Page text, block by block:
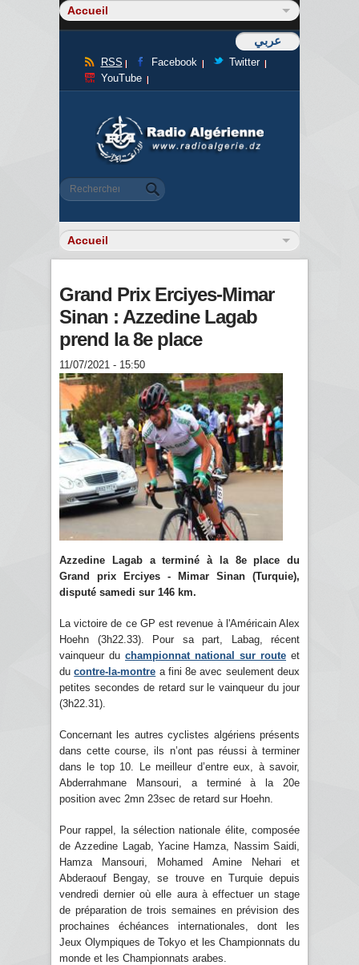
عربي
RSS Facebook
Twitter
YouTube
Formulaire de recherche
Rechercher
Grand Prix Erciyes-Mimar
Sinan : Azzedine Lagab
prend la 8e place
11/07/2021 - 15:50
Azzedine Lagab a terminé à la 8e place du
Grand prix Erciyes - Mimar Sinan (Turquie),
disputé samedi sur 146 km.
La victoire de ce GP est revenue à l'Américain Alex
Hoehn (3h22.33). Pour sa part, Labag, récent
vainqueur du championnat national sur route et
ducontre-la-montre a fini 8e avec seulement deux
petites secondes de retard sur le vainqueur du jour
(3h22.31).
Concernant les autres cyclistes algériens présents
dans cette course, ils n’ont pas réussi à terminer
dans le top 10. Le meilleur d’entre eux, à savoir,
Abderrahmane Mansouri, a terminé à la 20e
position avec 2mn 23sec de retard sur Hoehn.
Pour rappel, la sélection nationale élite, composée
de Azzedine Lagab, Yacine Hamza, Nassim Saidi,
Hamza Mansouri, Mohamed Amine Nehari et
Abderaouf Bengay, se trouve en Turquie depuis
vendredi dernier où elle aura à effectuer un stage
de préparation de trois semaines en prévision des
prochaines échéances internationales, dont les
Jeux Olympiques de Tokyo et les Championnats du
monde et les Championnats arabes.